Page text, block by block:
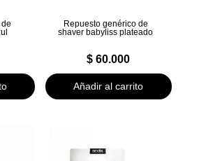
Repuesto genérico de
shaver babyliss plateado
$ 60.000
Añadir al carrito